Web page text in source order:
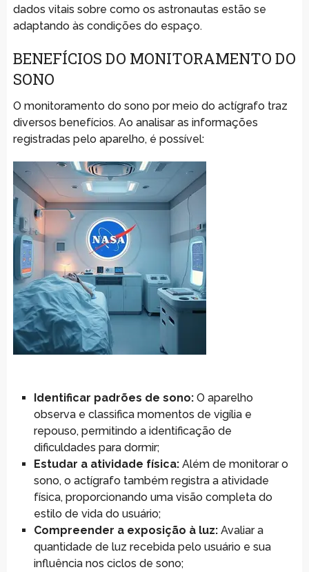
dados vitais sobre como os astronautas estão se
adaptando às condições do espaço.
BENEFÍCIOS DO MONITORAMENTO DO
SONO
O monitoramento do sono por meio do actígrafo traz
diversos benefícios. Ao analisar as informações
registradas pelo aparelho, é possível:
Identificar padrões de sono:O aparelho
observa e classifica momentos de vigília e
repouso, permitindo a identificação de
dificuldades para dormir;
Estudar a atividade física:Além de monitorar o
sono, o actígrafo também registra a atividade
física, proporcionando uma visão completa do
estilo de vida do usuário;
Compreender a exposição à luz:Avaliar a
quantidade de luz recebida pelo usuário e sua
influência nos ciclos de sono;